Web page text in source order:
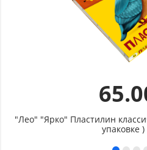
"Лео" "Ярко" Пластилин
упаковке